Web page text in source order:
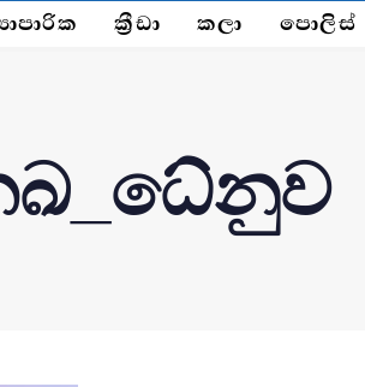
ක්‍රීඩා කලා පොලිස්